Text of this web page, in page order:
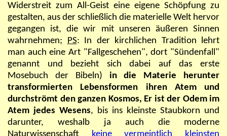
Widerstreit zum All-Geist eine eigene Schöpfung zu
gestalten, aus der schließlich die materielle Welt hervor
gegangen ist, die wir mit unseren äußeren Sinnen
wahrnehmen; PS: In der kirchlichen Tradition lehrt
man auch eine Art "Fallgeschehen", dort "Sündenfall"
genannt und bezieht sich dabei auf das erste
Mosebuch der Bibeln) in die Materie herunter
transformierten Lebensformen ihren Atem und
durchströmt den ganzen Kosmos, Er ist der Odem im
Atem jedes Wesens, bis ins kleinste Staubkorn und
darunter, weshalb ja auch die moderne